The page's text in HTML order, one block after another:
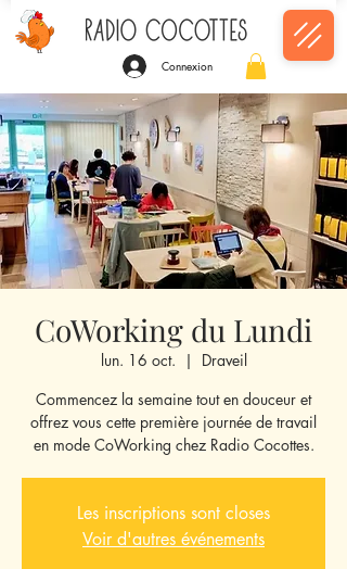
Connexion
CoWorking du Lundi
lun. 16 oct.
  |
Draveil
Commencez la semaine tout en douceur et
offrez vous cette première journée de travail
en mode CoWorking chez Radio Cocottes.
Les inscriptions sont closes
Voir d'autres événements